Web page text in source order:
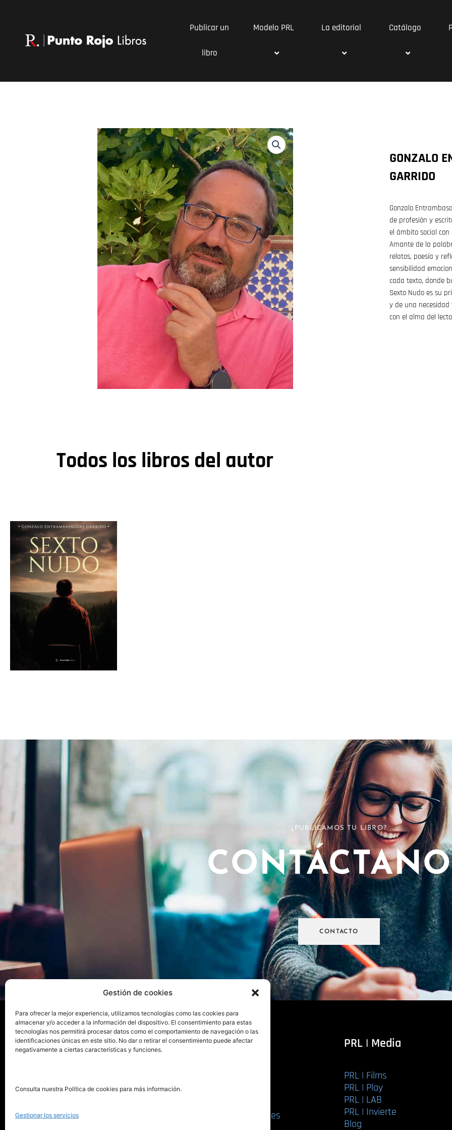
Gestión de cookies
Para ofrecer la mejor experiencia, utilizamos tecnologías como las cookies para
almacenar y/o acceder a la información del dispositivo. El consentimiento para estas
tecnologías nos permitirá procesar datos como el comportamiento de navegación o las
identificaciones únicas en este sitio. No dar o retirar el consentimiento puede afectar
negativamente a ciertas características y funciones.
Consulta nuestra Política de cookies para más información.
Gestionar los servicios
Publicar un
libro
Modelo PRL La editorial Catálogo
GONZALO
GARRIDO
Gonzalo
de profesión y
el ámbito social
Amante de la
relatos, poesía y
sensibilidad
cada texto, donde
Sexto Nudo es su
y de una
con el alma del
Todos los libros del autor
¿PUBLICAMOS TU LIBRO?
CONTACTO
pionero de autoedición
911 413 306
La editorial
Servicios editoriales
PRL | Media
PRL | Films
PRL | Play
PRL | LAB
PRL | Invierte
Blog